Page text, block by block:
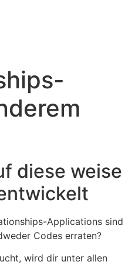
diese weise
Applications sind
Codes erraten?
wird dir unter allen